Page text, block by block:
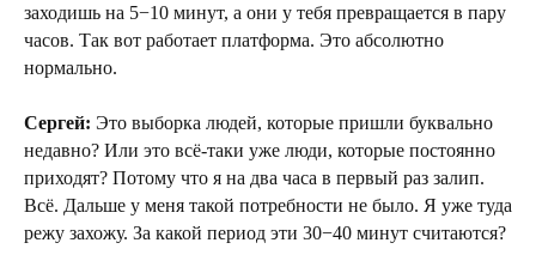
заходишь на 5−10 минут, а они у тебя превращается в пару
часов. Так вот работает платформа. Это абсолютно
нормально.
Сергей: Это выборка людей, которые пришли буквально
недавно? Или это всё-таки уже люди, которые постоянно
приходят? Потому что я на два часа в первый раз залип.
Всё. Дальше у меня такой потребности не было. Я уже туда
режу захожу. За какой период эти 30−40 минут считаются?